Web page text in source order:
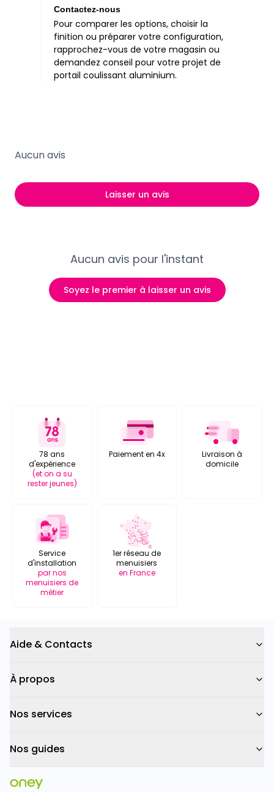
Contactez-nous
Pour comparer les options, choisir la
finition ou préparer votre configuration,
rapprochez-vous de votre magasin ou
demandez conseil pour votre projet de
portail coulissant aluminium.
Aucun avis pour l'instant
Soyez le premier à laisser un avis
Aucun avis
Laisser un avis
78 ans
d'expérience
(et on a su
rester jeunes)
Paiement en 4x
Livraison à
domicile
Service
d'installation
par nos
menuisiers de
métier
1er réseau de
menuisiers
en France
Aide & Contacts
À propos
Nos services
Nos guides